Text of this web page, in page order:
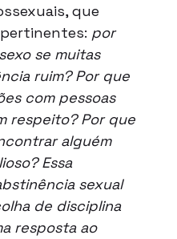
que
por
se muitas
ruim? Por que
com pessoas
respeito? Por que
alguém
Essa
sexual
de disciplina
resposta ao